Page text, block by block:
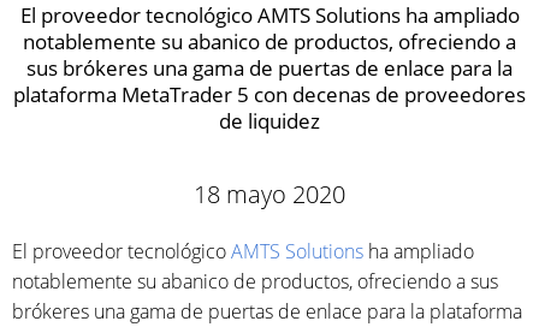
El proveedor tecnológico AMTS Solutions ha ampliado
notablemente su abanico de productos, ofreciendo a
sus brókeres una gama de puertas de enlace para la
plataforma MetaTrader 5 con decenas de proveedores
de liquidez
18 mayo 2020
El proveedor tecnológicoAMTS Solutions ha ampliado
notablemente su abanico de productos, ofreciendo a sus
brókeres una gama de puertas de enlace para la plataforma